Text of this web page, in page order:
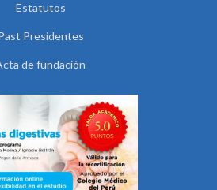
Estatutos
Presidentes
de fundación